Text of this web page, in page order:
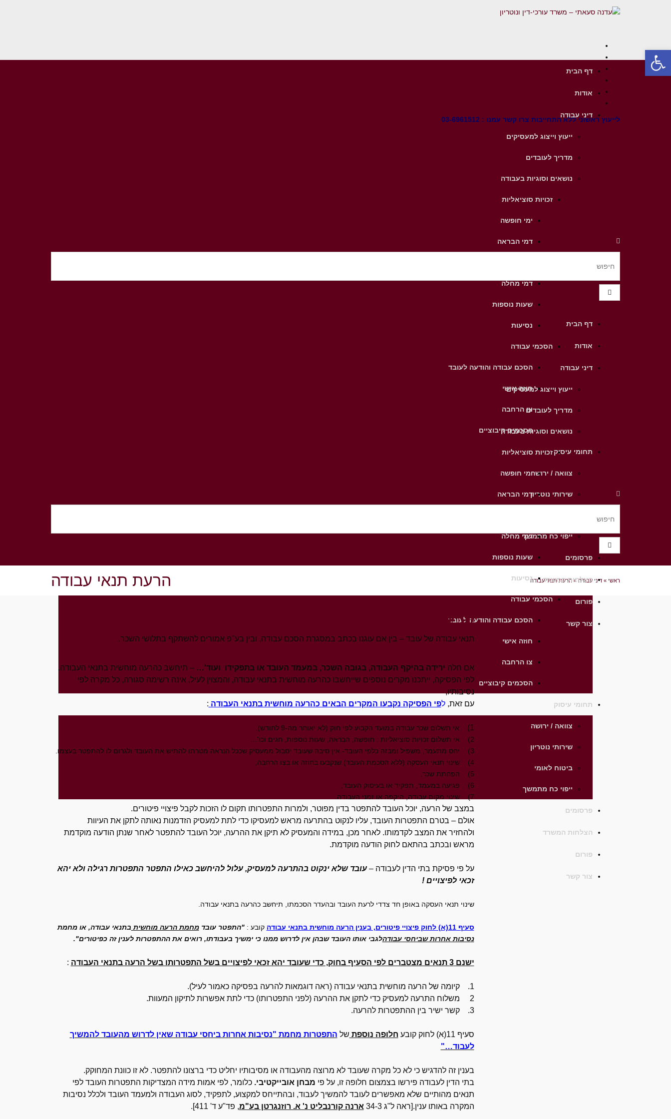
Google+
LinkedIn
לייעוץ ראשוני ללא התחייבות צרו קשר עמנו : 03-6961512
דף הבית
אודות
דיני עבודה
ייעוץ וייצוג למעסיקים
מדריך לעובדים
נושאים וסוגיות בעבודה
זכויות סוציאליות
ימי חופשה
דמי הבראה
דמי מחלה
שעות נוספות
נסיעות
הסכמי עבודה
הסכם עבודה והודעה לעובד
חוזה אישי
צו הרחבה
הסכמים קיבוציים
תחומי עיסוק
צוואה / ירושה
שירותי נוטריון
ייפוי כח מתמשך
פרסומים
הצלחות המשרד
פורום
צור קשר
דף הבית
אודות
דיני עבודה
ייעוץ וייצוג למעסיקים
מדריך לעובדים
נושאים וסוגיות בעבודה
זכויות סוציאליות
ימי חופשה
דמי הבראה
דמי מחלה
שעות נוספות
נסיעות
הסכמי עבודה
הסכם עבודה והודעה לעובד
חוזה אישי
צו הרחבה
הסכמים קיבוציים
תחומי עיסוק
צוואה / ירושה
שירותי נוטריון
ביטוח לאומי
ייפוי כח מתמשך
פרסומים
הצלחות המשרד
פורום
צור קשר
הרעת תנאי עבודה ראשי » דיני עבודה » הרעת תנאי עבודה
הרעת תנאי עבודה
תנאי עבודה של עובד – בין אם עוגנו בכתב במסגרת הסכם עבודה, ובין בע"פ אמורים להשתקף בתלושי השכר.
אם חלה ירידה בהיקף העבודה, בגובה השכר, במעמד העובד או בתפקידו ועוד'… – תיחשב כהרעה מוחשית בתנאי העבודה.
לפי הפסיקה, ייתכנו מקרים נוספים שייחשבו כהרעה מוחשית בתנאי עבודה, והמצוין לעיל, אינה רשימה סגורה, כל מקרה לפי
נסיבותיו,
עם זאת,לפי הפסיקה נקבעו המקרים הבאים כהרעה מוחשית בתנאי העבודה :
1)
אי תשלום שכר עבודה במועד הקבוע לפי חוק (לא יאוחר מה-9 לחודש).
2) אי תשלום זכויות סוציאליות : חופשה, הבראה, שעות נוספות, חגים וכו'…
3) יחס מתעמר, משפיל ומבזה כלפי העובד- אין סיבה שעובד יסבול ממעסיק שככל הנראה מטרתו להתיש את העובד ולגרום לו להתפטר בעצמו.
4) שינוי תנאי העסקה (ללא הסכמת העובד) שנקבעו בחוזה או בצו הרחבה,
5) הפחתת שכר,
6) פגיעה במעמד, תפקיד או בעיסוק העובד,
7) שינוי מקום עבודה, היקפה או זמני העבודה.
במצב של הרעה, יוכל העובד להתפטר בדין מפוטר, ולמרות התפטרותו תקום לו הזכות לקבל פיצויי פיטורים.
אולם – בטרם התפטרות העובד, עליו לנקוט בהתרעה מראש למעסיקו כדי לתת למעסיק הזדמנות נאותה לתקן את העיוות
ולהחזיר את המצב לקדמותו. לאחר מכן, במידה והמעסיק לא תיקן את ההרעה, יוכל העובד להתפטר לאחר שנתן הודעה מוקדמת
מראש ובכתב בהתאם לחוק הודעה מוקדמת.
על פי פסיקת בתי הדין לעבודה –עובד שלא ינקוט בהתרעה למעסיק, עלול להיחשב כאילו התפטר התפטרות רגילה ולא יהא
זכאי לפיצויים !
שינוי תנאי העסקה באופן חד צדדי לרעת העובד ובהעדר הסכמתו, תיחשב כהרעה בתנאי עבודה.
סעיף 11(א) לחוק פיצויי פיטורים, בענין הרעה מוחשית בתנאי עבודה קובע :"התפטר עובדמחמת הרעה מוחשית בתנאי עבודה, או מחמת
נסיבות אחרות שביחסי עבודהלגבי אותו העובד שבהן אין לדרוש ממנו כי ימשיך בעבודתו, רואים את ההתפטרות לענין זה כפיטורים".
ישנם 3 תנאים מצטברים לפי הסעיף בחוק, כדי שעובד יהא זכאי לפיצויים בשל התפטרותו בשל הרעה בתנאי העבודה :
1. קיומה של הרעה מוחשית בתנאי עבודה (ראה דוגמאות להרעה בפסיקה כאמור לעיל).
2 משלוח התרעה למעסיק כדי לתקן את ההרעה (לפני התפטרותו) כדי לתת אפשרות לתיקון המעוות.
3. קשר ישיר בין ההתפטרות להרעה.
סעיף 11(א) לחוק קובע חלופה נוספת של התפטרות מחמת "נסיבות אחרות ביחסי עבודה שאין לדרוש מהעובד להמשיך
לעבוד…"
בענין זה להדגיש כי לא כל מקרה שעובד לא מרוצה מהעבודה או מסיבותיו יחליט כדי ברצונו להתפטר. לא זו כוונת המחוקק.
בתי הדין לעבודה פירשו בצמצום חלופה זו, על פי מבחן אובייקטיבי. כלומר, לפי אמות מידה המצדיקות התפטרות העובד לפי
תנאים מהותיים שלא מאפשרים לעובד להמשיך לעבוד, ובהתייחס למקצוע, לתפקיד, לסוג העבודה ולמעמד העובד ולכלל נסיבות
המקרה באותו ענין.[ראה ל"ג 34-3
ארנה קורנבליט נ' א. רוזנגרטן בע"מ, פד"ע ד' 411].
פתח סרגל נגישות